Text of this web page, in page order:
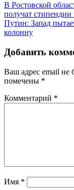
В Ростовской
получат стипендии
Путин: Запад
колонну
Добавить
Ваш адрес email не
помечены *
Комментарий *
Имя *